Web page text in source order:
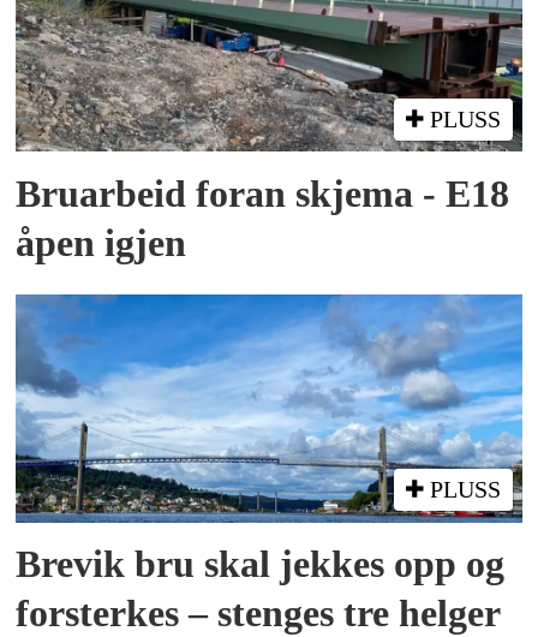
PLUSS
Bruarbeid foran skjema - E18
åpen igjen
PLUSS
Brevik bru skal jekkes opp og
forsterkes – stenges tre helger